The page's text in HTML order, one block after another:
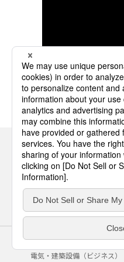
サイトのご利用にあたって
電気・建築設備（ビジネス）